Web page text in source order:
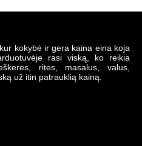
kokybė ir gera kaina eina koja
rasi viską, ko reikia
rites, masalus, valus,
už itin patrauklią kainą.